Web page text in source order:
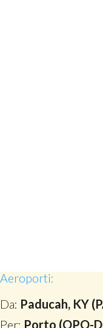
Aeroporti:
Da: Paducah, KY
Per: Porto (OPO-